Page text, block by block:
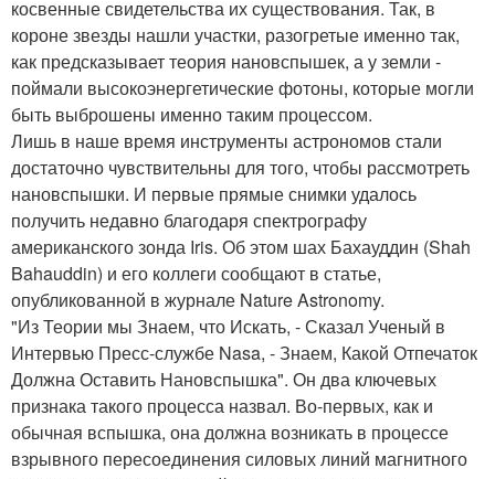
косвенные свидетельства их существования. Так, в
короне звезды нашли участки, разогретые именно так,
как предсказывает теория нановспышек, а у земли -
поймали высокоэнергетические фотоны, которые могли
быть выброшены именно таким процессом.
Лишь в наше время инструменты астрономов стали
достаточно чувствительны для того, чтобы рассмотреть
нановспышки. И первые прямые снимки удалось
получить недавно благодаря спектрографу
американского зонда Iris. Об этом шах Бахауддин (Shah
Bahauddin) и его коллеги сообщают в статье,
опубликованной в журнале Nature Astronomy.
"Из Теории мы Знаем, что Искать, - Сказал Ученый в
Интервью Пресс-службе Nasa, - Знаем, Какой Отпечаток
Должна Оставить Нановспышка". Он два ключевых
признака такого процесса назвал. Во-первых, как и
обычная вспышка, она должна возникать в процессе
взрывного пересоединения силовых линий магнитного